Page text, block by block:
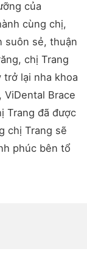
của
cùng chị,
suôn sẻ, thuận
chị Trang
lại nha khoa
Brace
Trang đã được
chị Trang sẽ
phúc bên tổ